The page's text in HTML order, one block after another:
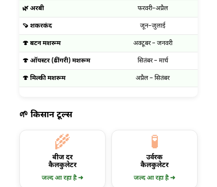
🌿 अरबी फरवरी–अप्रैल
🍠 शकरकंद जून–जुलाई
🍄 बटन मशरूम अक्टूबर – जनवरी
🍄 ऑयस्टर (ढींगरी) मशरूम सितंबर – मार्च
🍄 मिल्की मशरूम अप्रैल – सितंबर
🌱 किसान टूल्स
🌾
बीज दर
कैलकुलेटर
जल्द आ रहा है ➜
🧪
उर्वरक
कैलकुलेटर
जल्द आ रहा है ➜